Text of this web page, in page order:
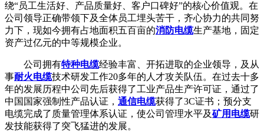
绕“员工生活好、产品质量好、客户口碑好”的核心价值观。在
公司领导正确带领下及全体员工埋头苦干，齐心协力的共同努
力下，现如今拥有占地面积五百亩的消防电缆生产基地，固定
资产过亿元的中等规模企业。
公司拥有特种电缆经验丰富、开拓进取的企业领导，及从
事耐火电缆技术研发工作20多年的人才攻关队伍。在过去十多
年的发展历程中公司先后获得了工业产品生产许可证，通过了
中国国家强制性产品认证， 通信电缆获得了3C证书；预分支
电缆完成了质量管理体系认证，使公司管理水平及矿用电缆研
发技能获得了突飞猛进的发展。